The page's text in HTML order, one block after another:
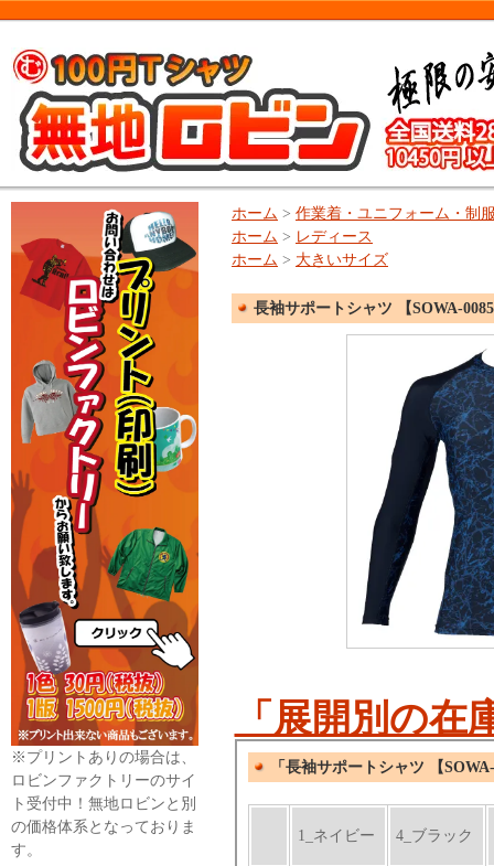
※プリントありの場合は、
ロビンファクトリーのサイ
ト受付中！無地ロビンと別
の価格体系となっておりま
す。
ホーム > 作業着・ユニフォーム・制
ホーム > レディース
ホーム > 大きいサイズ
長袖サポートシャツ 【SOWA-
「展開別の在